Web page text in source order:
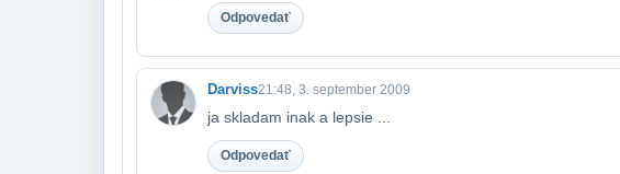
Odpovedať
Darviss21:48, 3. september 2009
ja skladam inak a lepsie ...
Odpovedať